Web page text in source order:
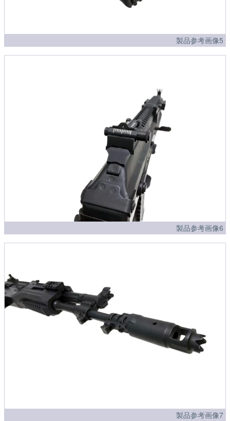
製品参考画像5
製品参考画像6
製品参考画像7